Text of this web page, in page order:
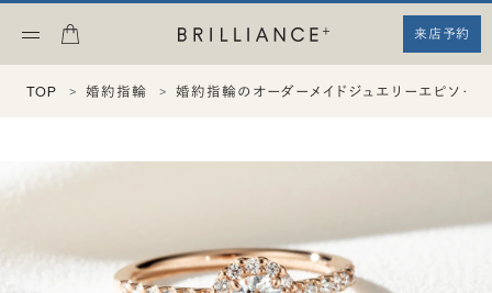
来店予約
TOP 婚約指輪 婚約指輪のオーダーメイドジュエリーエピソー